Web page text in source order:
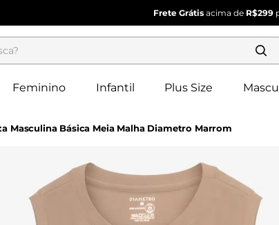
Frete Grátis acima de R$299
Feminino Infantil Plus Size
Masculina Básica Meia Malha Diametro Marrom
Termos mais
buscados
2º
vestido
4º
feminino
calça
feminina
6